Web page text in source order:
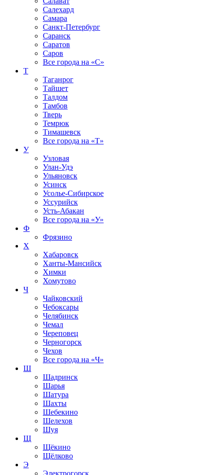
Салехард
Самара
Санкт-Петербург
Саранск
Саратов
Саров
Все города на «С»
Т
Таганрог
Тайшет
Талдом
Тамбов
Тверь
Темрюк
Тимашевск
Все города на «Т»
У
Узловая
Улан-Удэ
Ульяновск
Усинск
Усолье-Сибирское
Уссурийск
Усть-Абакан
Все города на «У»
Ф
Фрязино
Х
Хабаровск
Ханты-Мансийск
Химки
Хомутово
Ч
Чайковский
Чебоксары
Челябинск
Чемал
Череповец
Черногорск
Чехов
Все города на «Ч»
Ш
Шадринск
Шарья
Шатура
Шахты
Шебекино
Шелехов
Шуя
Щ
Щёкино
Щёлково
Э
Электрогорск